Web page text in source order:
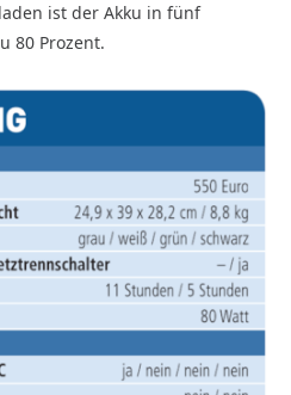
ist der Akku in fünf
80 Prozent.